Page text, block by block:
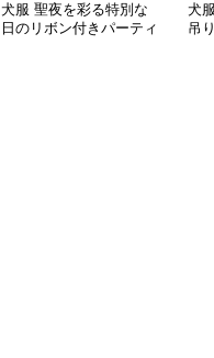
犬服 聖夜を彩る特別な
日のリボン付きパーティ
犬
吊